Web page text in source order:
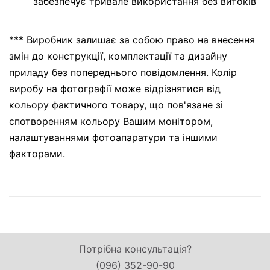
*** Виробник залишає за собою право на внесення
змін до конструкції, комплектації та дизайну
приладу без попереднього повідомлення. Колір
виробу на фотографії може відрізнятися від
кольору фактичного товару, що пов'язане зі
спотворенням кольору Вашим монітором,
налаштуваннями фотоапаратури та іншими
факторами.
Потрібна консультація?
(096) 352-90-90